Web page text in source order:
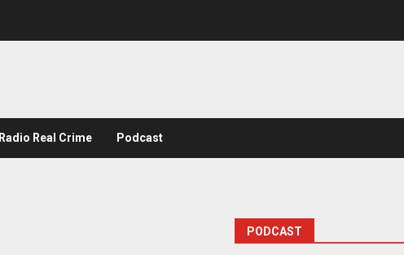
Radio Real Crime Podcast
PODCAST